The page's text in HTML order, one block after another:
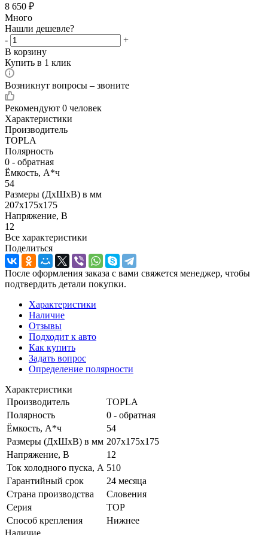
8 650 ₽
Много
Нашли дешевле?
-
+
В корзину
Купить в 1 клик
Возникнут вопросы – звоните
Рекомендуют 0 человек
Характеристики
Производитель
TOPLA
Полярность
0 - обратная
Ёмкость, А*ч
54
Размеры (ДхШхВ) в мм
207х175х175
Напряжение, В
12
Все характеристики
Поделиться
После оформления заказа с вами свяжется менеджер, чтобы
подтвердить детали покупки.
Характеристики
Наличие
Отзывы
Подходит к авто
Как купить
Задать вопрос
Определение полярности
Характеристики
Производитель
TOPLA
Полярность
0 - обратная
Ёмкость, А*ч
54
Размеры (ДхШхВ) в мм 207х175х175
Напряжение, В
12
Ток холодного пуска, А 510
Гарантийный срок
24 месяца
Страна производства
Словения
Серия
TOP
Способ крепления
Нижнее
Наличие